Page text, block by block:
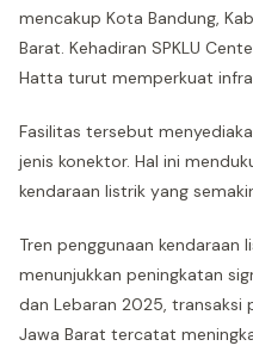
mencakup Kota Bandung,
Barat. Kehadiran SPKLU
Hatta turut memperkuat
Fasilitas tersebut
jenis konektor. Hal ini
kendaraan listrik yang
Tren penggunaan kendaraan
menunjukkan peningkatan
dan Lebaran 2025, transaksi
Jawa Barat tercatat